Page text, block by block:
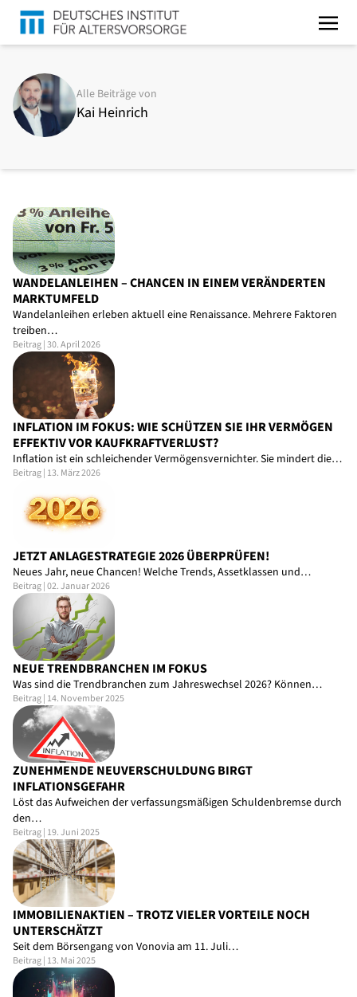
Alle Beiträge von
Kai Heinrich
WANDELANLEIHEN – CHANCEN IN EINEM VERÄNDERTEN
MARKTUMFELD
Wandelanleihen erleben aktuell eine Renaissance. Mehrere Faktoren
treiben…
Beitrag | 30. April 2026
INFLATION IM FOKUS: WIE SCHÜTZEN SIE IHR VERMÖGEN
EFFEKTIV VOR KAUFKRAFTVERLUST?
Inflation ist ein schleichender Vermögensvernichter. Sie mindert die…
Beitrag | 13. März 2026
JETZT ANLAGESTRATEGIE 2026 ÜBERPRÜFEN!
Neues Jahr, neue Chancen! Welche Trends, Assetklassen und…
Beitrag | 02. Januar 2026
NEUE TRENDBRANCHEN IM FOKUS
Was sind die Trendbranchen zum Jahreswechsel 2026? Können…
Beitrag | 14. November 2025
ZUNEHMENDE NEUVERSCHULDUNG BIRGT
INFLATIONSGEFAHR
Löst das Aufweichen der verfassungsmäßigen Schuldenbremse durch
den…
Beitrag | 19. Juni 2025
IMMOBILIENAKTIEN – TROTZ VIELER VORTEILE NOCH
UNTERSCHÄTZT
Seit dem Börsengang von Vonovia am 11. Juli…
Beitrag | 13. Mai 2025